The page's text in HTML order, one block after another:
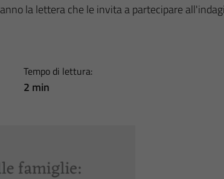
la lettera che le invita a partecipare
Tempo di lettura:
2 min